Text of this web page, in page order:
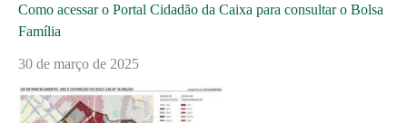
Como acessar o Portal Cidadão da Caixa para consultar o Bolsa
Família
30 de março de 2025